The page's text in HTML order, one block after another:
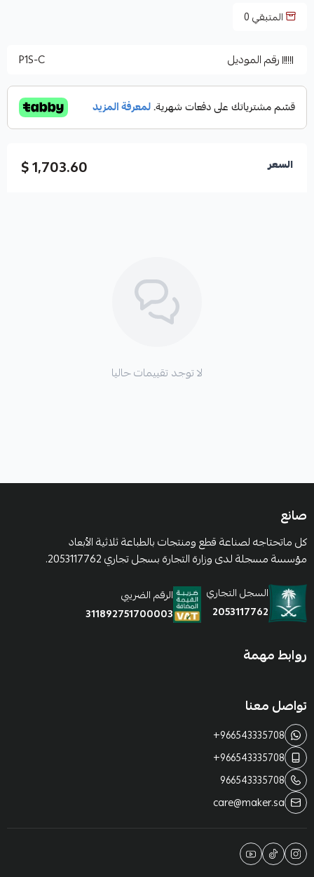
المتبقي0
رقم الموديل P1S-C
السعر 1,703.60 $
لا توجد تقييمات حاليا
صانع
كل ماتحتاجه لصناعة قطع ومنتجات بالطباعة ثلاثية الأبعاد
مؤسسة مسجلة لدى وزارة التجارة بسجل تجاري 2053117762.
السجل التجاري
2053117762
الرقم الضريبي
311892751700003
روابط مهمة
تواصل معنا
+966543335708
+966543335708
966543335708
care@maker.sa